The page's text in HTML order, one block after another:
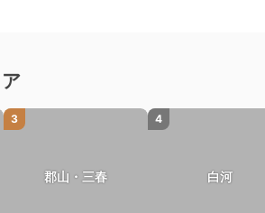
3
郡山・三春
4
白河